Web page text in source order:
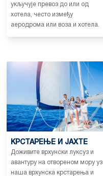
укључује превоз до или од
хотела, често између
аеродрома или воза и хотела.
КРСТАРЕЊЕ И ЈАХТЕ
Доживите врхунски луксуз и
авантуру на отвореном мору уз
наша врхунска крстарења и